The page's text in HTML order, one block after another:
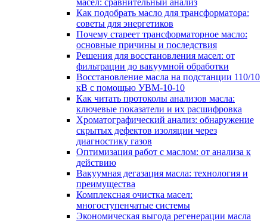
Как подобрать масло для трансформатора:
советы для энергетиков
Почему стареет трансформаторное масло:
основные причины и последствия
Решения для восстановления масел: от
фильтрации до вакуумной обработки
Восстановление масла на подстанции 110/10
кВ с помощью УВМ-10-10
Как читать протоколы анализов масла:
ключевые показатели и их расшифровка
Хроматографический анализ: обнаружение
скрытых дефектов изоляции через
диагностику газов
Оптимизация работ с маслом: от анализа к
действию
Вакуумная дегазация масла: технология и
преимущества
Комплексная очистка масел:
многоступенчатые системы
Экономическая выгода регенерации масла